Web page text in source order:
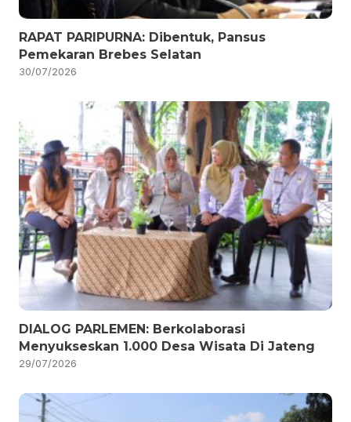
RAPAT PARIPURNA: Dibentuk, Pansus
Pemekaran Brebes Selatan
30/07/2026
DIALOG PARLEMEN: Berkolaborasi
Menyukseskan 1.000 Desa Wisata Di Jateng
29/07/2026